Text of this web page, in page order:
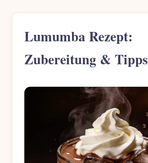
Lumumba Rezept:
Zubereitung & Tipps